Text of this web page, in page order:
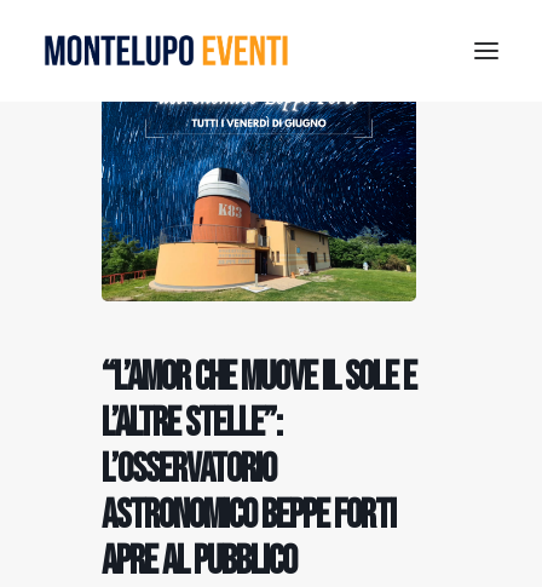
MONTELUPO SPORT DAYS 2026
ESTATE A MONTELUPO
VISIT MONTELUPO
DOVE MANGIARE
RICERCA
“L’amor che muove il sole e
l’altre stelle”:
l’osservatorio
astronomico Beppe Forti
apre al pubblico